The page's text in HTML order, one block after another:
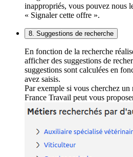
inappropriés, vous pouvez nous
« Signaler cette offre ».
8. Suggestions de recherche
En fonction de la recherche
afficher des suggestions de
suggestions sont calculées en
avez saisis.
Par exemple si vous cherchez
France Travail peut vous